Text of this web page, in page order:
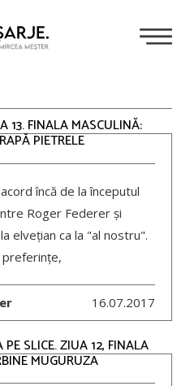
13. FINALA MASCULINĂ:
PIETRELE
încă de la începutul
Roger Federer și
elvețian ca la "al nostru".
16.07.2017
SLICE. ZIUA 12, FINALA
MUGURUZA